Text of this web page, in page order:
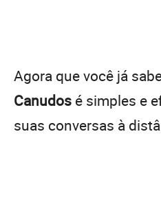
Agora que você já
Canudos é simples e
suas conversas à